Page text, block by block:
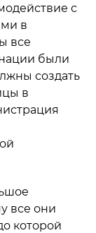
с
в
все
были
создать
в
все они
которой